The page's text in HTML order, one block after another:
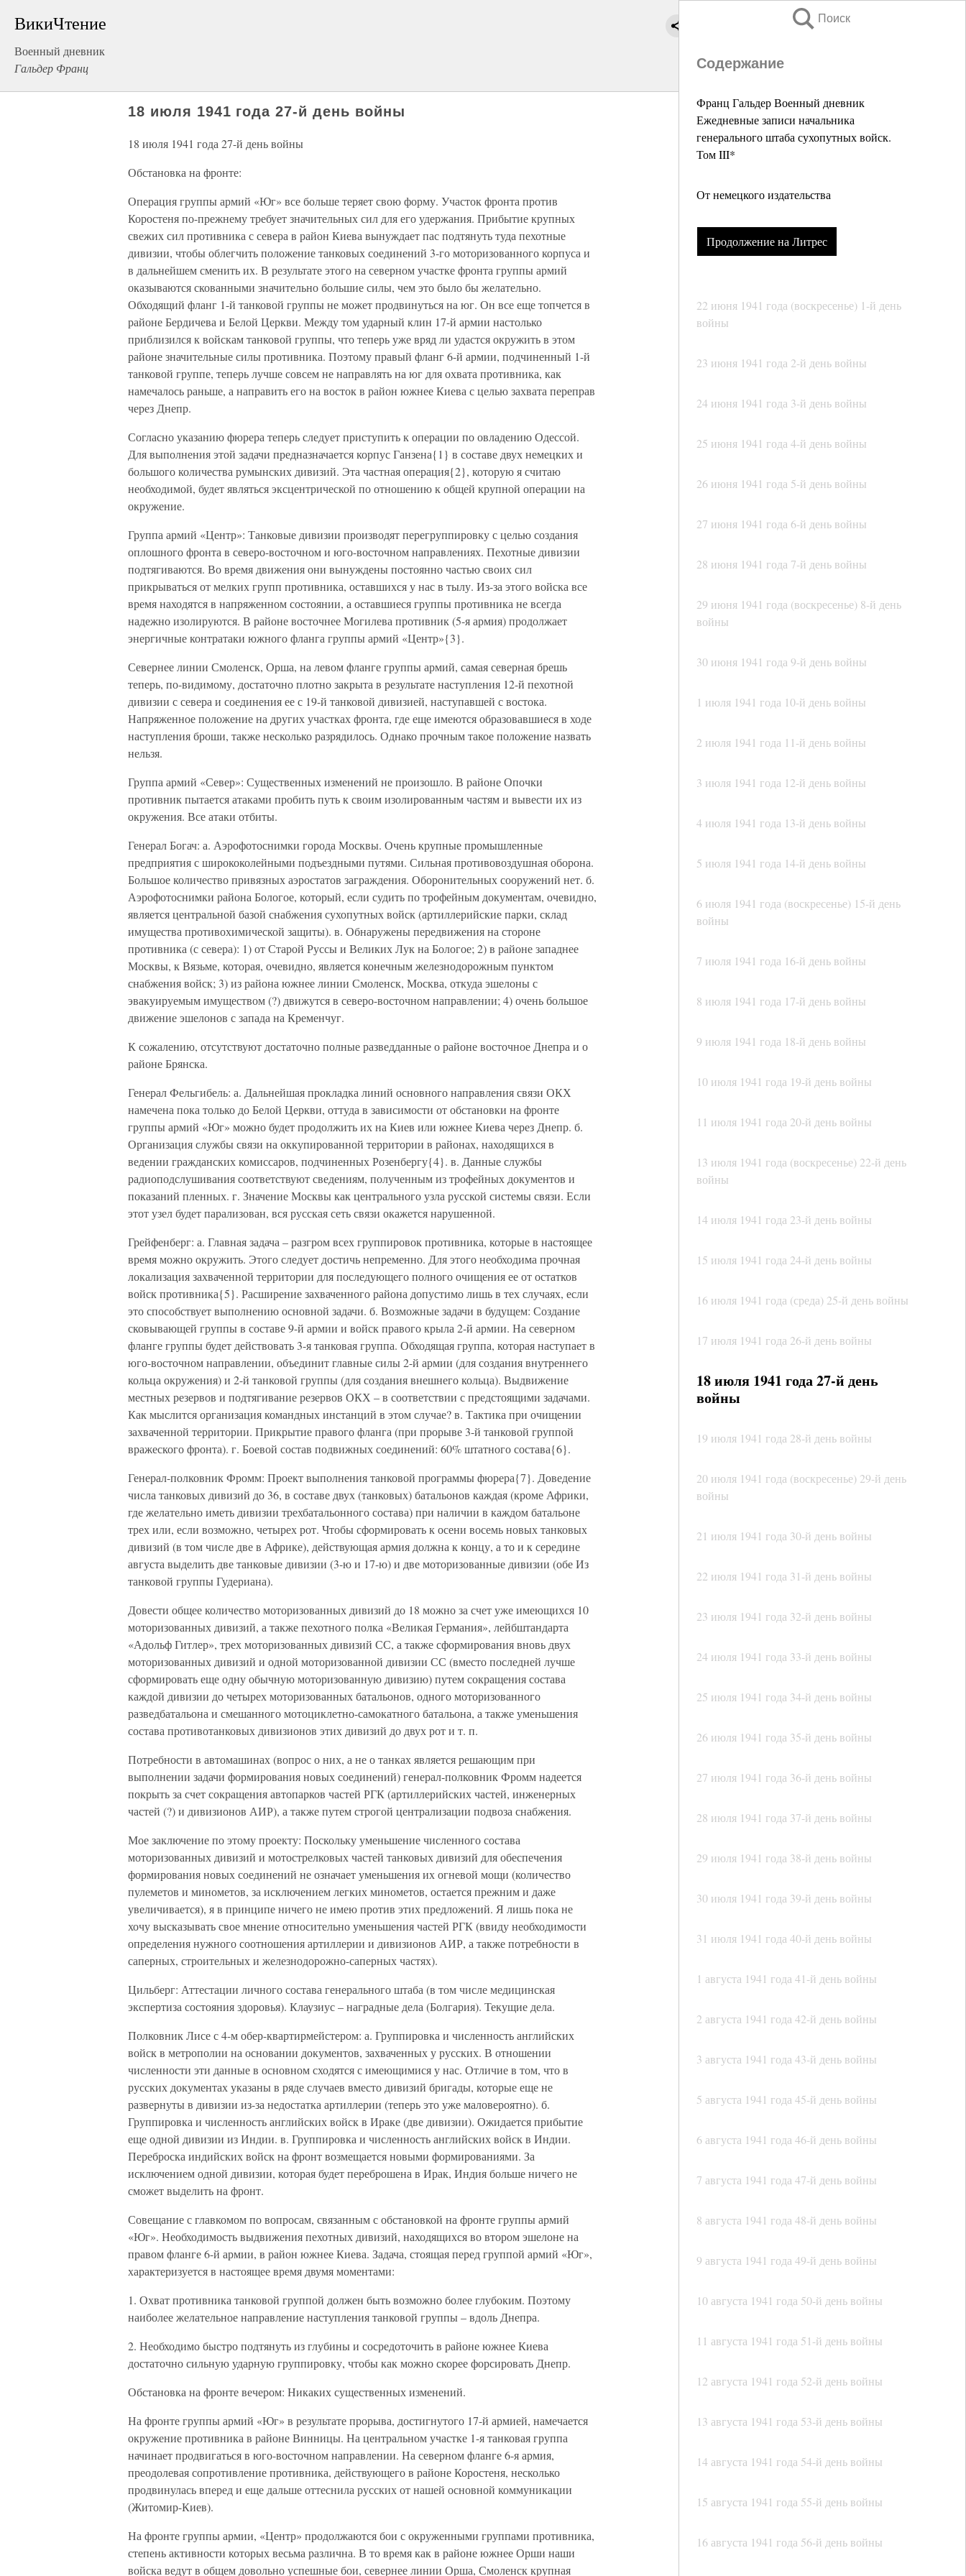
ВикиЧтение
Военный дневник
Гальдер Франц
Поиск
Содержание
Франц Гальдер Военный дневник
Ежедневные записи начальника
генерального штаба сухопутных войск.
Том III*
От немецкого издательства
Продолжение на Литрес
22 июня 1941 года (воскресенье) 1-й день
войны
23 июня 1941 года 2-й день войны
24 июня 1941 года 3-й день войны
25 июня 1941 года 4-й день войны
26 июня 1941 года 5-й день войны
27 июня 1941 года 6-й день войны
28 июня 1941 года 7-й день войны
29 июня 1941 года (воскресенье) 8-й день
войны
30 июня 1941 года 9-й день войны
1 июля 1941 года 10-й день войны
2 июля 1941 года 11-й день войны
3 июля 1941 года 12-й день войны
4 июля 1941 года 13-й день войны
5 июля 1941 года 14-й день войны
6 июля 1941 года (воскресенье) 15-й день
войны
7 июля 1941 года 16-й день войны
8 июля 1941 года 17-й день войны
9 июля 1941 года 18-й день войны
10 июля 1941 года 19-й день войны
11 июля 1941 года 20-й день войны
13 июля 1941 года (воскресенье) 22-й день
войны
14 июля 1941 года 23-й день войны
15 июля 1941 года 24-й день войны
16 июля 1941 года (среда) 25-й день войны
17 июля 1941 года 26-й день войны
18 июля 1941 года 27-й день
войны
19 июля 1941 года 28-й день войны
20 июля 1941 года (воскресенье) 29-й день
войны
21 июля 1941 года 30-й день войны
22 июля 1941 года 31-й день войны
23 июля 1941 года 32-й день войны
24 июля 1941 года 33-й день войны
25 июля 1941 года 34-й день войны
26 июля 1941 года 35-й день войны
27 июля 1941 года 36-й день войны
28 июля 1941 года 37-й день войны
29 июля 1941 года 38-й день войны
30 июля 1941 года 39-й день войны
31 июля 1941 года 40-й день войны
1 августа 1941 года 41-й день войны
2 августа 1941 года 42-й день войны
3 августа 1941 года 43-й день войны
5 августа 1941 года 45-й день войны
6 августа 1941 года 46-й день войны
7 августа 1941 года 47-й день войны
8 августа 1941 года 48-й день войны
9 августа 1941 года 49-й день войны
10 августа 1941 года 50-й день войны
11 августа 1941 года 51-й день войны
12 августа 1941 года 52-й день войны
13 августа 1941 года 53-й день войны
14 августа 1941 года 54-й день войны
15 августа 1941 года 55-й день войны
16 августа 1941 года 56-й день войны
18 июля 1941 года 27-й день войны
18 июля 1941 года 27-й день войны
Обстановка на фронте:
Операция группы армий «Юг» все больше теряет свою форму. Участок фронта против
Коростеня по-прежнему требует значительных сил для его удержания. Прибытие крупных
свежих сил противника с севера в район Киева вынуждает пас подтянуть туда пехотные
дивизии, чтобы облегчить положение танковых соединений 3-го моторизованного корпуса и
в дальнейшем сменить их. В результате этого на северном участке фронта группы армий
оказываются скованными значительно большие силы, чем это было бы желательно.
Обходящий фланг 1-й танковой группы не может продвинуться на юг. Он все еще топчется в
районе Бердичева и Белой Церкви. Между том ударный клин 17-й армии настолько
приблизился к войскам танковой группы, что теперь уже вряд ли удастся окружить в этом
районе значительные силы противника. Поэтому правый фланг 6-й армии, подчиненный 1-й
танковой группе, теперь лучше совсем не направлять на юг для охвата противника, как
намечалось раньше, а направить его на восток в район южнее Киева с целью захвата переправ
через Днепр.
Согласно указанию фюрера теперь следует приступить к операции по овладению Одессой.
Для выполнения этой задачи предназначается корпус Ганзена{1} в составе двух немецких и
большого количества румынских дивизий. Эта частная операция{2}, которую я считаю
необходимой, будет являться эксцентрической по отношению к общей крупной операции на
окружение.
Группа армий «Центр»: Танковые дивизии производят перегруппировку с целью создания
оплошного фронта в северо-восточном и юго-восточном направлениях. Пехотные дивизии
подтягиваются. Во время движения они вынуждены постоянно частью своих сил
прикрываться от мелких групп противника, оставшихся у нас в тылу. Из-за этого войска все
время находятся в напряженном состоянии, а оставшиеся группы противника не всегда
надежно изолируются. В районе восточнее Могилева противник (5-я армия) продолжает
энергичные контратаки южного фланга группы армий «Центр»{3}.
Севернее линии Смоленск, Орша, на левом фланге группы армий, самая северная брешь
теперь, по-видимому, достаточно плотно закрыта в результате наступления 12-й пехотной
дивизии с севера и соединения ее с 19-й танковой дивизией, наступавшей с востока.
Напряженное положение на других участках фронта, где еще имеются образовавшиеся в ходе
наступления броши, также несколько разрядилось. Однако прочным такое положение назвать
нельзя.
Группа армий «Север»: Существенных изменений не произошло. В районе Опочки
противник пытается атаками пробить путь к своим изолированным частям и вывести их из
окружения. Все атаки отбиты.
Генерал Богач: а. Аэрофотоснимки города Москвы. Очень крупные промышленные
предприятия с ширококолейными подъездными путями. Сильная противовоздушная оборона.
Большое количество привязных аэростатов заграждения. Оборонительных сооружений нет. б.
Аэрофотоснимки района Бологое, который, если судить по трофейным документам, очевидно,
является центральной базой снабжения сухопутных войск (артиллерийские парки, склад
имущества противохимической защиты). в. Обнаружены передвижения на стороне
противника (с севера): 1) от Старой Руссы и Великих Лук на Бологое; 2) в районе западнее
Москвы, к Вязьме, которая, очевидно, является конечным железнодорожным пунктом
снабжения войск; 3) из района южнее линии Смоленск, Москва, откуда эшелоны с
эвакуируемым имуществом (?) движутся в северо-восточном направлении; 4) очень большое
движение эшелонов с запада на Кременчуг.
К сожалению, отсутствуют достаточно полные разведданные о районе восточное Днепра и о
районе Брянска.
Генерал Фельгибель: а. Дальнейшая прокладка линий основного направления связи ОКХ
намечена пока только до Белой Церкви, оттуда в зависимости от обстановки на фронте
группы армий «Юг» можно будет продолжить их на Киев или южнее Киева через Днепр. б.
Организация службы связи на оккупированной территории в районах, находящихся в
ведении гражданских комиссаров, подчиненных Розенбергу{4}. в. Данные службы
радиоподслушивания соответствуют сведениям, полученным из трофейных документов и
показаний пленных. г. Значение Москвы как центрального узла русской системы связи. Если
этот узел будет парализован, вся русская сеть связи окажется нарушенной.
Грейфенберг: а. Главная задача – разгром всех группировок противника, которые в настоящее
время можно окружить. Этого следует достичь непременно. Для этого необходима прочная
локализация захваченной территории для последующего полного очищения ее от остатков
войск противника{5}. Расширение захваченного района допустимо лишь в тех случаях, если
это способствует выполнению основной задачи. б. Возможные задачи в будущем: Создание
сковывающей группы в составе 9-й армии и войск правого крыла 2-й армии. На северном
фланге группы будет действовать 3-я танковая группа. Обходящая группа, которая наступает в
юго-восточном направлении, объединит главные силы 2-й армии (для создания внутреннего
кольца окружения) и 2-й танковой группы (для создания внешнего кольца). Выдвижение
местных резервов и подтягивание резервов ОКХ – в соответствии с предстоящими задачами.
Как мыслится организация командных инстанций в этом случае? в. Тактика при очищении
захваченной территории. Прикрытие правого фланга (при прорыве 3-й танковой группой
вражеского фронта). г. Боевой состав подвижных соединений: 60% штатного состава{6}.
Генерал-полковник Фромм: Проект выполнения танковой программы фюрера{7}. Доведение
числа танковых дивизий до 36, в составе двух (танковых) батальонов каждая (кроме Африки,
где желательно иметь дивизии трехбатальонного состава) при наличии в каждом батальоне
трех или, если возможно, четырех рот. Чтобы сформировать к осени восемь новых танковых
дивизий (в том числе две в Африке), действующая армия должна к концу, а то и к середине
августа выделить две танковые дивизии (3-ю и 17-ю) и две моторизованные дивизии (обе Из
танковой группы Гудериана).
Довести общее количество моторизованных дивизий до 18 можно за счет уже имеющихся 10
моторизованных дивизий, а также пехотного полка «Великая Германия», лейбштандарта
«Адольф Гитлер», трех моторизованных дивизий СС, а также сформирования вновь двух
моторизованных дивизий и одной моторизованной дивизии СС (вместо последней лучше
сформировать еще одну обычную моторизованную дивизию) путем сокращения состава
каждой дивизии до четырех моторизованных батальонов, одного моторизованного
разведбатальона и смешанного мотоциклетно-самокатного батальона, а также уменьшения
состава противотанковых дивизионов этих дивизий до двух рот и т. п.
Потребности в автомашинах (вопрос о них, а не о танках является решающим при
выполнении задачи формирования новых соединений) генерал-полковник Фромм надеется
покрыть за счет сокращения автопарков частей РГК (артиллерийских частей, инженерных
частей (?) и дивизионов АИР), а также путем строгой централизации подвоза снабжения.
Мое заключение по этому проекту: Поскольку уменьшение численного состава
моторизованных дивизий и мотострелковых частей танковых дивизий для обеспечения
формирования новых соединений не означает уменьшения их огневой мощи (количество
пулеметов и минометов, за исключением легких минометов, остается прежним и даже
увеличивается), я в принципе ничего не имею против этих предложений. Я лишь пока не
хочу высказывать свое мнение относительно уменьшения частей РГК (ввиду необходимости
определения нужного соотношения артиллерии и дивизионов АИР, а также потребности в
саперных, строительных и железнодорожно-саперных частях).
Цильберг: Аттестации личного состава генерального штаба (в том числе медицинская
экспертиза состояния здоровья). Клаузиус – наградные дела (Болгария). Текущие дела.
Полковник Лисе с 4-м обер-квартирмейстером: а. Группировка и численность английских
войск в метрополии на основании документов, захваченных у русских. В отношении
численности эти данные в основном сходятся с имеющимися у нас. Отличие в том, что в
русских документах указаны в ряде случаев вместо дивизий бригады, которые еще не
развернуты в дивизии из-за недостатка артиллерии (теперь это уже маловероятно). б.
Группировка и численность английских войск в Ираке (две дивизии). Ожидается прибытие
еще одной дивизии из Индии. в. Группировка и численность английских войск в Индии.
Переброска индийских войск на фронт возмещается новыми формированиями. За
исключением одной дивизии, которая будет переброшена в Ирак, Индия больше ничего не
сможет выделить на фронт.
Совещание с главкомом по вопросам, связанным с обстановкой на фронте группы армий
«Юг». Необходимость выдвижения пехотных дивизий, находящихся во втором эшелоне на
правом фланге 6-й армии, в район южнее Киева. Задача, стоящая перед группой армий «Юг»,
характеризуется в настоящее время двумя моментами:
1. Охват противника танковой группой должен быть возможно более глубоким. Поэтому
наиболее желательное направление наступления танковой группы – вдоль Днепра.
2. Необходимо быстро подтянуть из глубины и сосредоточить в районе южнее Киева
достаточно сильную ударную группировку, чтобы как можно скорее форсировать Днепр.
Обстановка на фронте вечером: Никаких существенных изменений.
На фронте группы армий «Юг» в результате прорыва, достигнутого 17-й армией, намечается
окружение противника в районе Винницы. На центральном участке 1-я танковая группа
начинает продвигаться в юго-восточном направлении. На северном фланге 6-я армия,
преодолевая сопротивление противника, действующего в районе Коростеня, несколько
продвинулась вперед и еще дальше оттеснила русских от нашей основной коммуникации
(Житомир-Киев).
На фронте группы армии, «Центр» продолжаются бои с окруженными группами противника,
степень активности которых весьма различна. В то время как в районе южнее Орши наши
войска ведут в общем довольно успешные бои, севернее линии Орша, Смоленск крупная